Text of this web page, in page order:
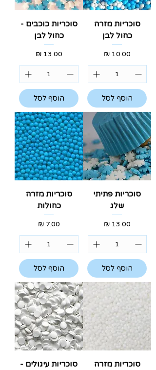
סוכריות מזרה
כחול לבן
מחיר
הוסף לסל
סוכריות כוכבים -
כחול לבן
מחיר
הוסף לסל
סוכריות פתיתי
שלג
מחיר
הוסף לסל
סוכריות מזרה
כחולות
מחיר
הוסף לסל
סוכריות מזרה
סוכריות עיגולים -